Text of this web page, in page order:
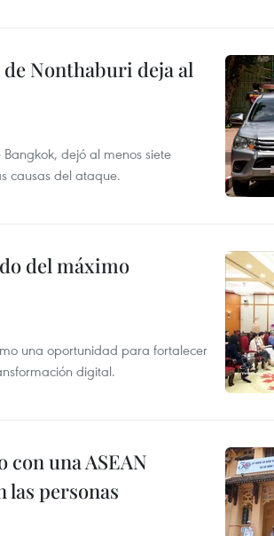
Nonthaburi deja al
dejó al menos siete
causas del ataque.
del máximo
una oportunidad para fortalecer
digital.
una ASEAN
las personas